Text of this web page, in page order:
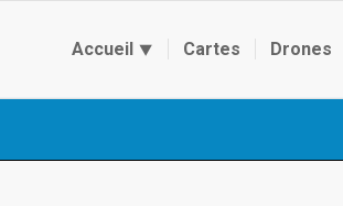
Accueil ⯆ Cartes Drones